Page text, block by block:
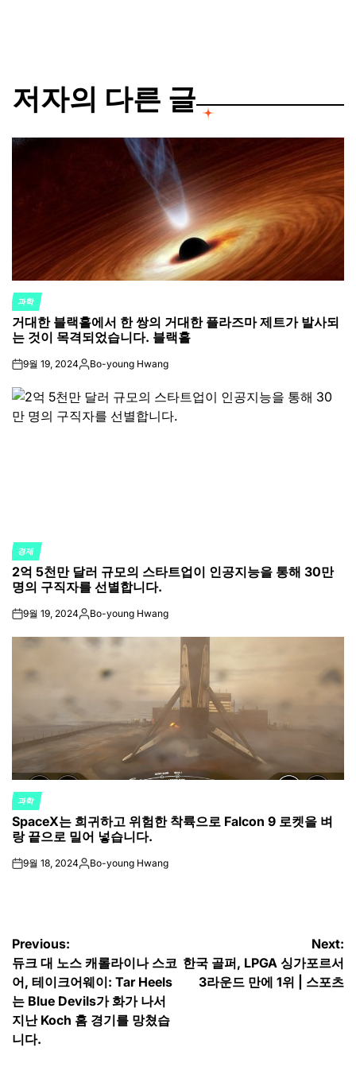
저자의 다른 글
POSTED
IN
과학
거대한 블랙홀에서 한 쌍의 거대한 플라즈마 제트가 발사되
는 것이 목격되었습니다. 블랙홀
on9월 19, 2024Posted
Bo-young Hwang
POSTED
IN
경제
2억 5천만 달러 규모의 스타트업이 인공지능을 통해 30만
명의 구직자를 선별합니다.
on9월 19, 2024Posted
Bo-young Hwang
POSTED
IN
과학
SpaceX는 희귀하고 위험한 착륙으로 Falcon 9 로켓을 벼
랑 끝으로 밀어 넣습니다.
on9월 18, 2024Posted
Bo-young Hwang
글
탐
색
Previous:
듀크 대 노스 캐롤라이나 스코
어, 테이크어웨이: Tar Heels
는 Blue Devils가 화가 나서
지난 Koch 홈 경기를 망쳤습
니다.
Next:
한국 골퍼, LPGA 싱가포르서
3라운드 만에 1위 | 스포츠